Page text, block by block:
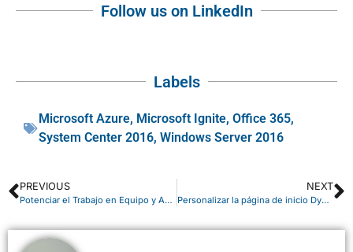
Follow us on LinkedIn
Labels
Microsoft Azure, Microsoft Ignite, Office 365,
System Center 2016, Windows Server 2016
PREVIOUS
Potenciar el Trabajo en Equipo y Aumentar la Colaboración te lleva al éxito con SharePoint Online
NEXT
Personalizar la página de inicio Dynamics NAV